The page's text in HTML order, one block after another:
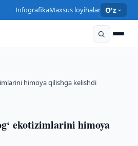
InfografikaMaxsus loyihalar O'z
himoya qilishga kelishdi
ekotizimlarini himoya